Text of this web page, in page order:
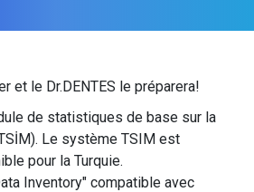
et le Dr.DENTES le préparera!
de statistiques de base sur la
Le système TSIM est
pour la Turquie.
Inventory" compatible avec